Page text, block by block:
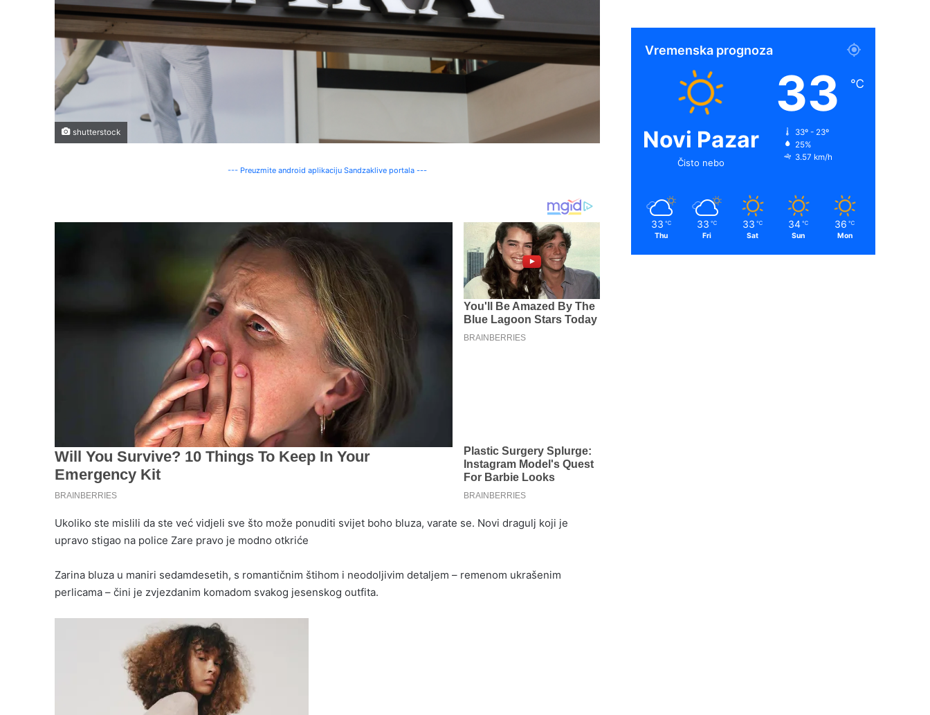
shutterstock
--- Preuzmite android aplikaciju Sandzaklive portala ---
Ukoliko ste mislili da ste već vidjeli sve što može ponuditi svijet boho bluza, varate se. Novi dragulj koji je
upravo stigao na police Zare pravo je modno otkriće
Zarina bluza u maniri sedamdesetih, s romantičnim štihom i neodoljivim detaljem – remenom ukrašenim
perlicama – čini je zvjezdanim komadom svakog jesenskog outfita.
Vremenska prognoza
Novi Pazar
Čisto nebo
33 ℃
33º - 23º
25%
3.57 km/h
33 ℃
Thu
33 ℃
Fri
33 ℃
Sat
34 ℃
Sun
36 ℃
Mon